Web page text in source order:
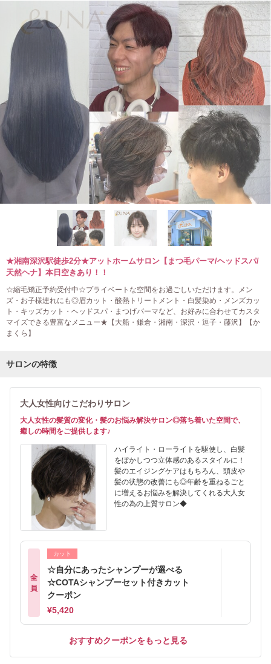
★湘南深沢駅徒歩2分★アットホームサロン【まつ毛パーマ/ヘッドスパ/
天然ヘナ】本日空きあり！！
☆縮毛矯正予約受付中☆プライベートな空間をお過ごしいただけます。メン
ズ・お子様連れにも◎眉カット・酸熱トリートメント・白髪染め・メンズカッ
ト・キッズカット・ヘッドスパ・まつげパーマなど、お好みに合わせてカスタ
マイズできる豊富なメニュー★【大船・鎌倉・湘南・深沢・逗子・藤沢】【か
まくら】
サロンの特徴
大人女性向けこだわりサロン
大人女性の髪質の変化・髪のお悩み解決サロン◎落ち着いた空間で、
癒しの時間をご提供します♪
ハイライト・ローライトを駆使し、白髪
をぼかしつつ立体感のあるスタイルに！
髪のエイジングケアはもちろん、頭皮や
髪の状態の改善にも◎年齢を重ねるごと
に増えるお悩みを解決してくれる大人女
性の為の上質サロン◆
全
員
カット
☆自分にあったシャンプーが選べる
☆COTAシャンプーセット付きカット
クーポン
¥5,420
おすすめクーポンをもっと見る